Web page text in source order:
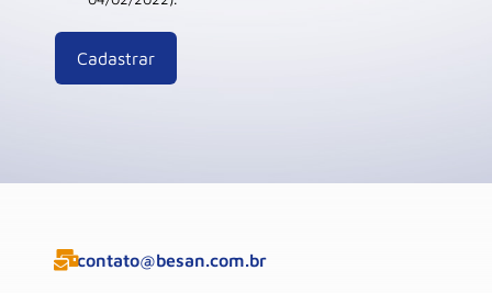
contato@besan.com.br